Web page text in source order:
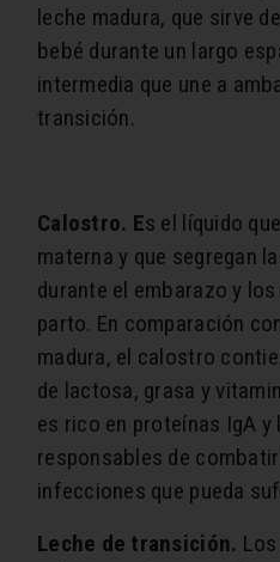
leche madura, que sirve
bebé durante un largo
intermedia que une a
transición.
Calostro. Es el líquido
materna y que segregan
durante el embarazo y
parto. En comparación
madura, el calostro
de lactosa, grasa y
es rico en proteínas IgA
responsables de
infecciones que pueda
Leche de transición.